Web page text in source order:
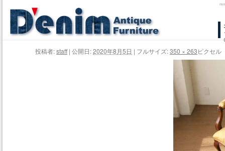
テ
ツ
へ
投稿者:staff | 公開日:2020年8月5日 | フルサイズ:350 × 263ピクセル